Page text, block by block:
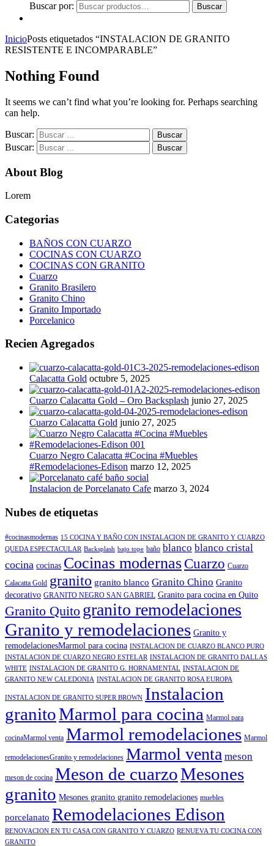
Buscar por:
Buscar
InicioPosts etiquetados “INSTALACION DE GRANITO
RESISTENTE E INCOMPARABLE”
Nothing Found
It seems we can’t find what you’re looking for. Perhaps searching
can help.
Buscar:
Buscar:
About Blog
Lorem
Categorias
BAÑOS CON CUARZO
COCINAS CON CUARZO
COCINAS CON GRANITO
Cuarzo
Granito Brasilero
Granito Chino
Granito Importado
Porcelanico
Recien Agregados
Calacatta Gold octubre 5, 2025
Cuarzo Calacatta Gold – Oro Backsplash junio 27, 2025
Cuarzo Calacatta Gold junio 27, 2025
Cuarzo Negro Calacatta #Cocina #Muebles
#Remodelaciones-Edison marzo 12, 2025
Instalacion de Porcelanato Cafe marzo 3, 2024
Nubes de etiquetas
#cocinasmodernas 15 COCINA Y BAÑO CON INSTALACION DE GRANITO Y CUARZO
QUEDA ESPECTACULAR Backsplash bajo tope baño blanco blanco cristal
cocina cocinas Cocinas modernas Cuarzo Cuarzo
Calacatta Gold granito granito blanco Granito Chino Granito
decorativo GRANITO NEGRO SAN GABRIEL Granito para cocina en Quito
Granito Quito granito remodelaciones
Granito y remodelaciones Granito y
remodelacionesMarmol para cocina INSTALACION DE CUARZO BLANCO PURO
INSTALACION DE CUARZO NEGRO ESTELAR INSTALACION DE GRANITO DALLAS
WHITE INSTALACION DE GRANITO G. HORNAMENTAL INSTALACION DE
GRANITO NEW CALEDONIA INSTALACION DE GRANITO ROSA EUROPA
INSTALACION DE GRANITO SUPER BROWN Instalacion
granitoMarmol para cocina Marmol para
cocinaMarmol venta Marmol remodelaciones Marmol
remodelacionesGranito y remodelaciones Marmol venta meson
meson de cocina Meson de cuarzoMesones
granito Mesones granito granito remodelaciones muebles
porcelanato Remodelaciones Edison
RENOVACION EN TU CASA CON GRANITO Y CUARZO RENUEVA TU COCINA CON
GRANITO